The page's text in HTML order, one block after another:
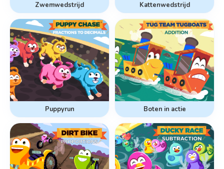
Zwemwedstrijd Kattenwedstrijd
Puppyrun Boten in actie